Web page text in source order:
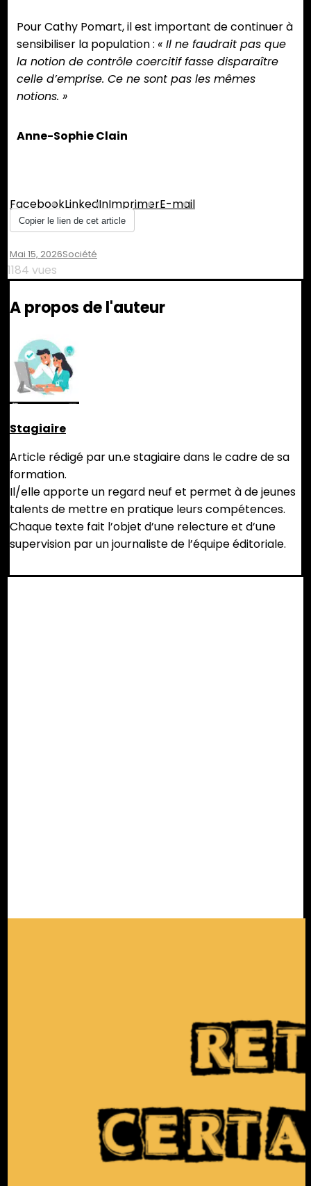
Pour Cathy Pomart, il est important de continuer à
sensibiliser la population : « Il ne faudrait pas que
la notion de contrôle coercitif fasse disparaître
celle d’emprise. Ce ne sont pas les mêmes
notions. »
Anne-Sophie Clain
FacebookLinkedInImprimerE-mail
Copier le lien de cet article
Mai 15, 2026Société
1184 vues
A propos de l'auteur
Stagiaire
Article rédigé par un.e stagiaire dans le cadre de sa
formation.
Il/elle apporte un regard neuf et permet à de jeunes
talents de mettre en pratique leurs compétences.
Chaque texte fait l’objet d’une relecture et d’une
supervision par un journaliste de l’équipe éditoriale.